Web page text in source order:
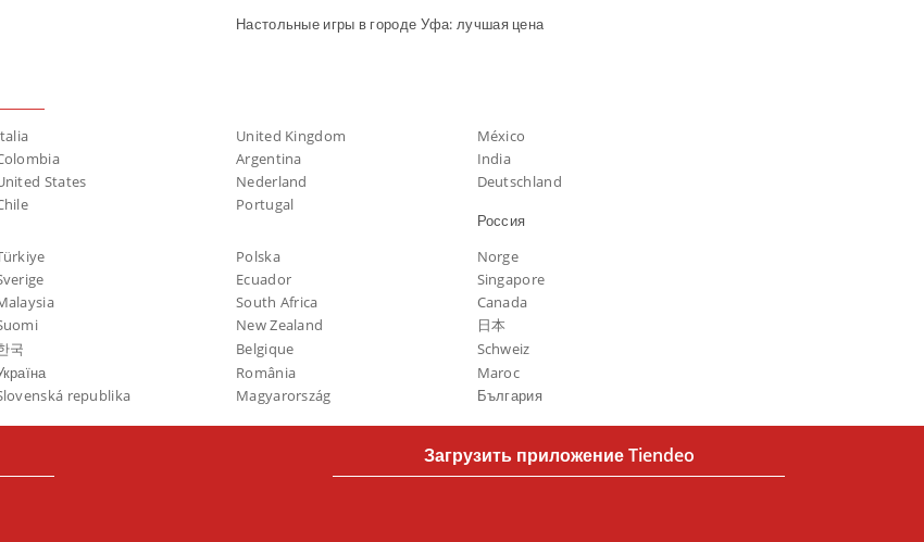
Настольные игры в городе Уфа: лучшая цена
United Kingdom
México
Argentina
India
States Nederland
Deutschland
Portugal
Россия
Polska
Norge
Ecuador
Singapore
South Africa
Canada
New Zealand
日本
국 Belgique
Schweiz
România
Maroc
republika Magyarország България
Загрузить приложение Tiendeo